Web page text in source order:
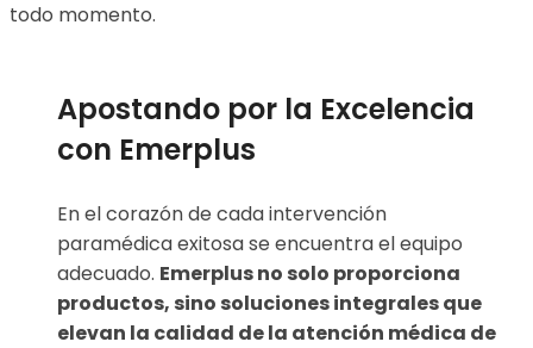
todo momento.
Apostando por la Excelencia
con Emerplus
En el corazón de cada intervención
paramédica exitosa se encuentra el equipo
adecuado. Emerplus no solo proporciona
productos, sino soluciones integrales que
elevan la calidad de la atención médica de